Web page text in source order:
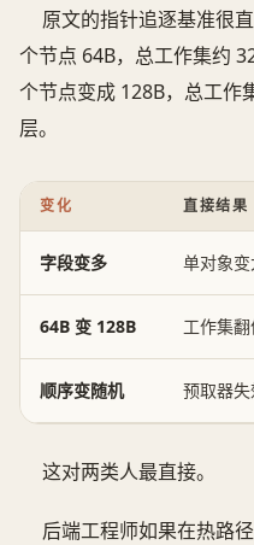
原文的指针追逐基准很
个节点 64B，总工作集约
个节点变成 128B，总工作
层。
变化 直接结果
字段变多 单对象
64B 变 128B 工作集
顺序变随机 预取器
这对两类人最直接。
后端工程师如果在热路